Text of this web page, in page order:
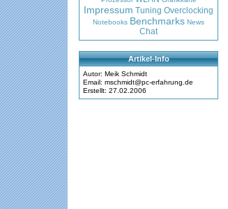
Impressum Tuning Overclocking
Notebooks Benchmarks News
Chat
Artikel-Info
Autor: Meik Schmidt
Email: mschmidt@pc-erfahrung.de
Erstellt: 27.02.2006